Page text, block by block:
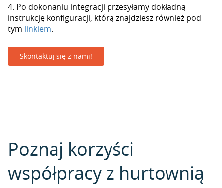
4. Po dokonaniu integracji przesyłamy dokładną
instrukcję konfiguracji, którą znajdziesz również pod
tym linkiem.
Skontaktuj się z nami!
Poznaj korzyści
współpracy z hurtownią